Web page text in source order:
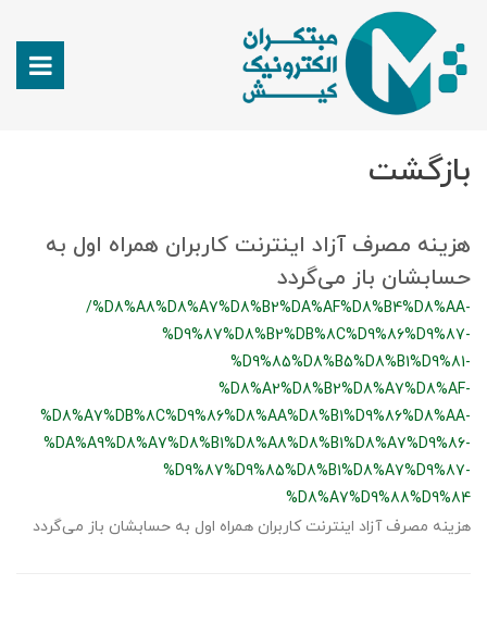
بازگشت
هزینه مصرف آزاد اینترنت کاربران همراه اول به
حسابشان باز می‌گردد
/%D8%A8%D8%A7%D8%B2%DA%AF%D8%B4%D8%AA-
%D9%87%D8%B2%DB%8C%D9%86%D9%87-
%D9%85%D8%B5%D8%B1%D9%81-
%D8%A2%D8%B2%D8%A7%D8%AF-
%D8%A7%DB%8C%D9%86%D8%AA%D8%B1%D9%86%D8%AA-
%DA%A9%D8%A7%D8%B1%D8%A8%D8%B1%D8%A7%D9%86-
%D9%87%D9%85%D8%B1%D8%A7%D9%87-
%D8%A7%D9%88%D9%84
هزینه مصرف آزاد اینترنت کاربران همراه اول به حسابشان باز می‌گردد